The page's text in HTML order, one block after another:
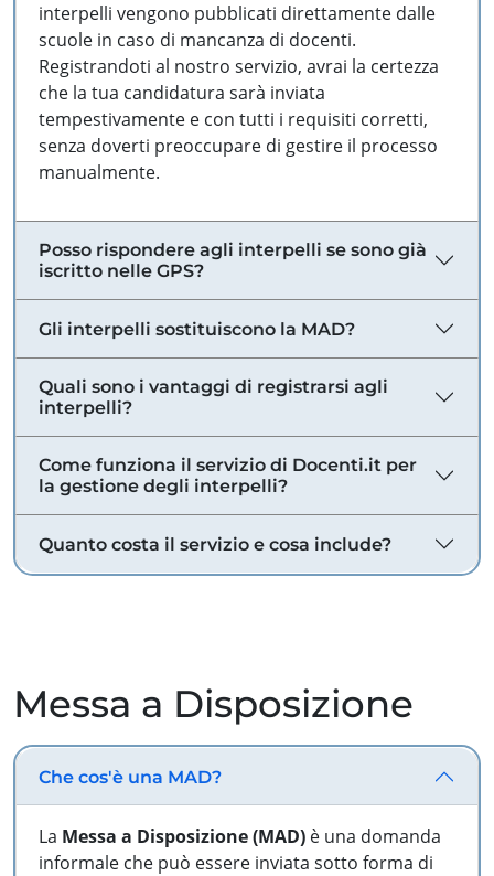
interpelli vengono pubblicati direttamente dalle
scuole in caso di mancanza di docenti.
Registrandoti al nostro servizio, avrai la certezza
che la tua candidatura sarà inviata
tempestivamente e con tutti i requisiti corretti,
senza doverti preoccupare di gestire il processo
manualmente.
Posso rispondere agli interpelli se sono già
iscritto nelle GPS?
Gli interpelli sostituiscono la MAD?
Quali sono i vantaggi di registrarsi agli
interpelli?
Come funziona il servizio di Docenti.it per
la gestione degli interpelli?
Quanto costa il servizio e cosa include?
Messa a Disposizione
Che cos'è una MAD?
La Messa a Disposizione (MAD) è una domanda
informale che può essere inviata sotto forma di